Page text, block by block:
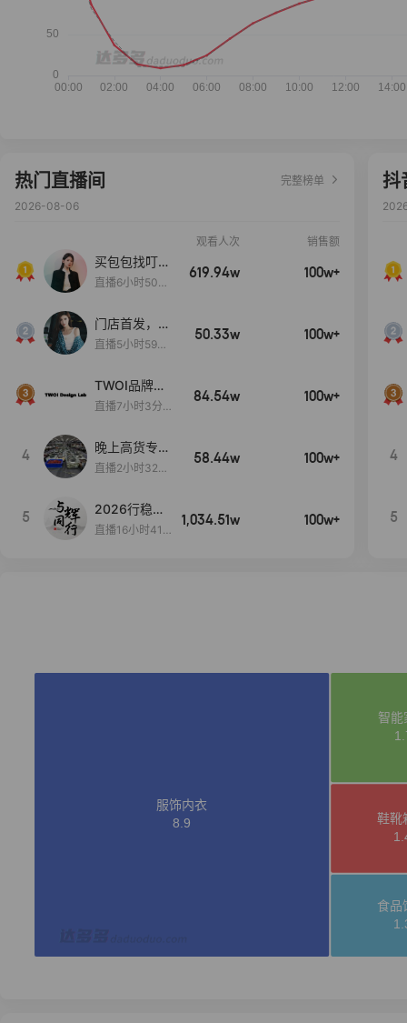
热门直播间
完整榜单
2026-08-06
观看人次 销售额
买包包找叮
当,一折购！
直播6小时50分
619.94w 100w+
门店首发，秋
款大上新！！
直播5小时59分
50.33w 100w+
TWOI品牌直
播间新款上
直播7小时3分5
84.54w 100w+
4
晚上高货专场
大放漏
直播2小时32分
58.44w 100w+
5
2026行稳致
远
直播16小时41
1,034.51w 100w+
抖
4
5